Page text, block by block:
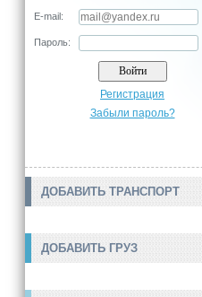
E-mail:
Пароль:
Регистрация
Забыли пароль?
ДОБАВИТЬ ТРАНСПОРТ
ДОБАВИТЬ ГРУЗ